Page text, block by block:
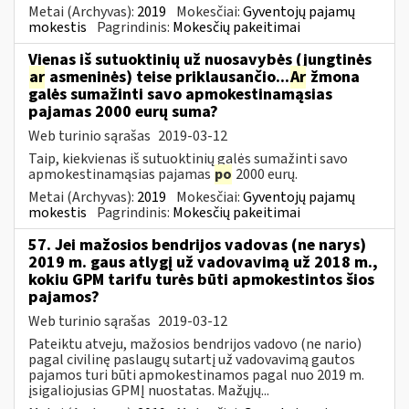
Metai (Archyvas): 2019 Mokesčiai:Gyventojų pajamų
mokestis Pagrindinis: Mokesčių pakeitimai
Vienas iš sutuoktinių už nuosavybės (jungtinės
ar asmeninės) teise priklausančio...Ar žmona
galės sumažinti savo apmokestinamąsias
pajamas 2000 eurų suma?
Web turinio sąrašas 2019-03-12
Taip, kiekvienas iš sutuoktinių galės sumažinti savo
apmokestinamąsias pajamas po 2000 eurų.
Metai (Archyvas): 2019 Mokesčiai:Gyventojų pajamų
mokestis Pagrindinis: Mokesčių pakeitimai
57. Jei mažosios bendrijos vadovas (ne narys)
2019 m. gaus atlygį už vadovavimą už 2018 m.,
kokiu GPM tarifu turės būti apmokestintos šios
pajamos?
Web turinio sąrašas 2019-03-12
Pateiktu atveju, mažosios bendrijos vadovo (ne nario)
pagal civilinę paslaugų sutartį už vadovavimą gautos
pajamos turi būti apmokestinamos pagal nuo 2019 m.
įsigaliojusias GPMĮ nuostatas. Mažųjų...